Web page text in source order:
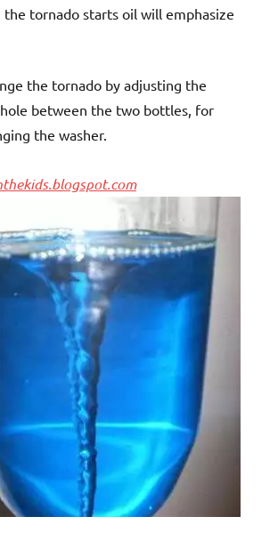
the tornado starts oil will emphasize
the tornado by adjusting the
between the two bottles, for
the washer.